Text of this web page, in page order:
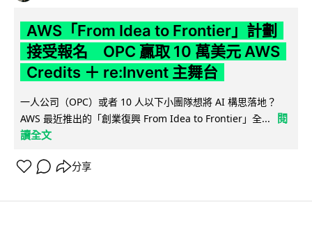
AWS「From Idea to Frontier」計劃
接受報名 OPC 贏取 10 萬美元 AWS
Credits ＋ re:Invent 主舞台
一人公司（OPC）或者 10 人以下小團隊想將 AI 構思落地？
AWS 最近推出的「創業復興 From Idea to Frontier」全...
閱
讀全文
分享